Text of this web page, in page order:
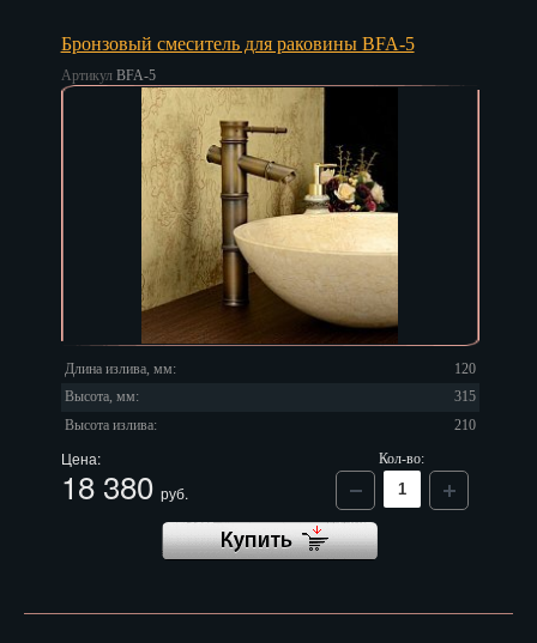
Бронзовый смеситель для раковины BFA-5
Артикул BFA-5
Длина излива, мм:
120
Высота, мм:
315
Высота излива:
210
Цена:
18 380 руб.
Кол-во: